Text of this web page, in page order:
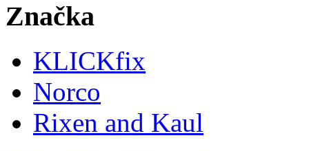
Značka
KLICKfix
Norco
Rixen and Kaul